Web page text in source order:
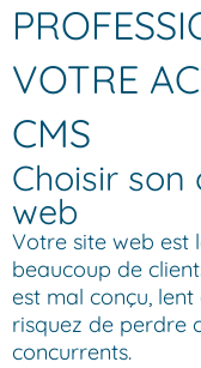
VOTRE
CMS
Choisir
web
Votre site web est
beaucoup de
est mal conçu,
risquez de perdre
concurrents.